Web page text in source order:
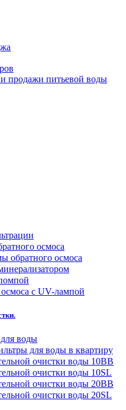
продажи питьевой воды
осмоса
обратного осмоса
с UV-лампой
воды
для воды в квартиру
очистки воды 10BB
очистки воды 10SL
очистки воды 20BB
очистки воды 20SL